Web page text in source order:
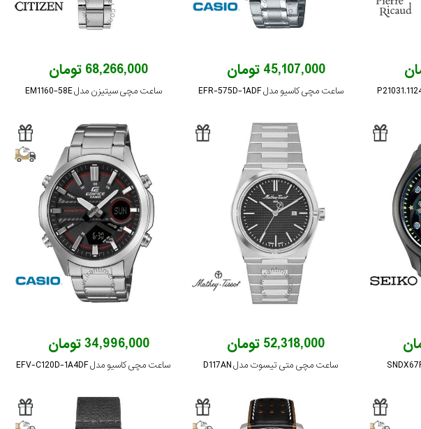
45,107,000 تومان
ساعت مچی کاسیو مدل EFR-575D-1ADF
68,266,000 تومان
ساعت مچی سیتیزن مدل EM1160-58E
52,318,000 تومان
ساعت مچی متی تیسوت مدل D117AN
34,996,000 تومان
ساعت مچی کاسیو مدل EFV-C120D-1A4DF